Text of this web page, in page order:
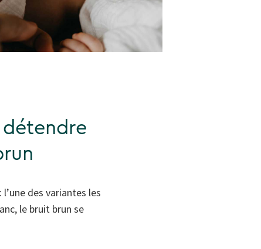
des variantes les
le bruit brun se